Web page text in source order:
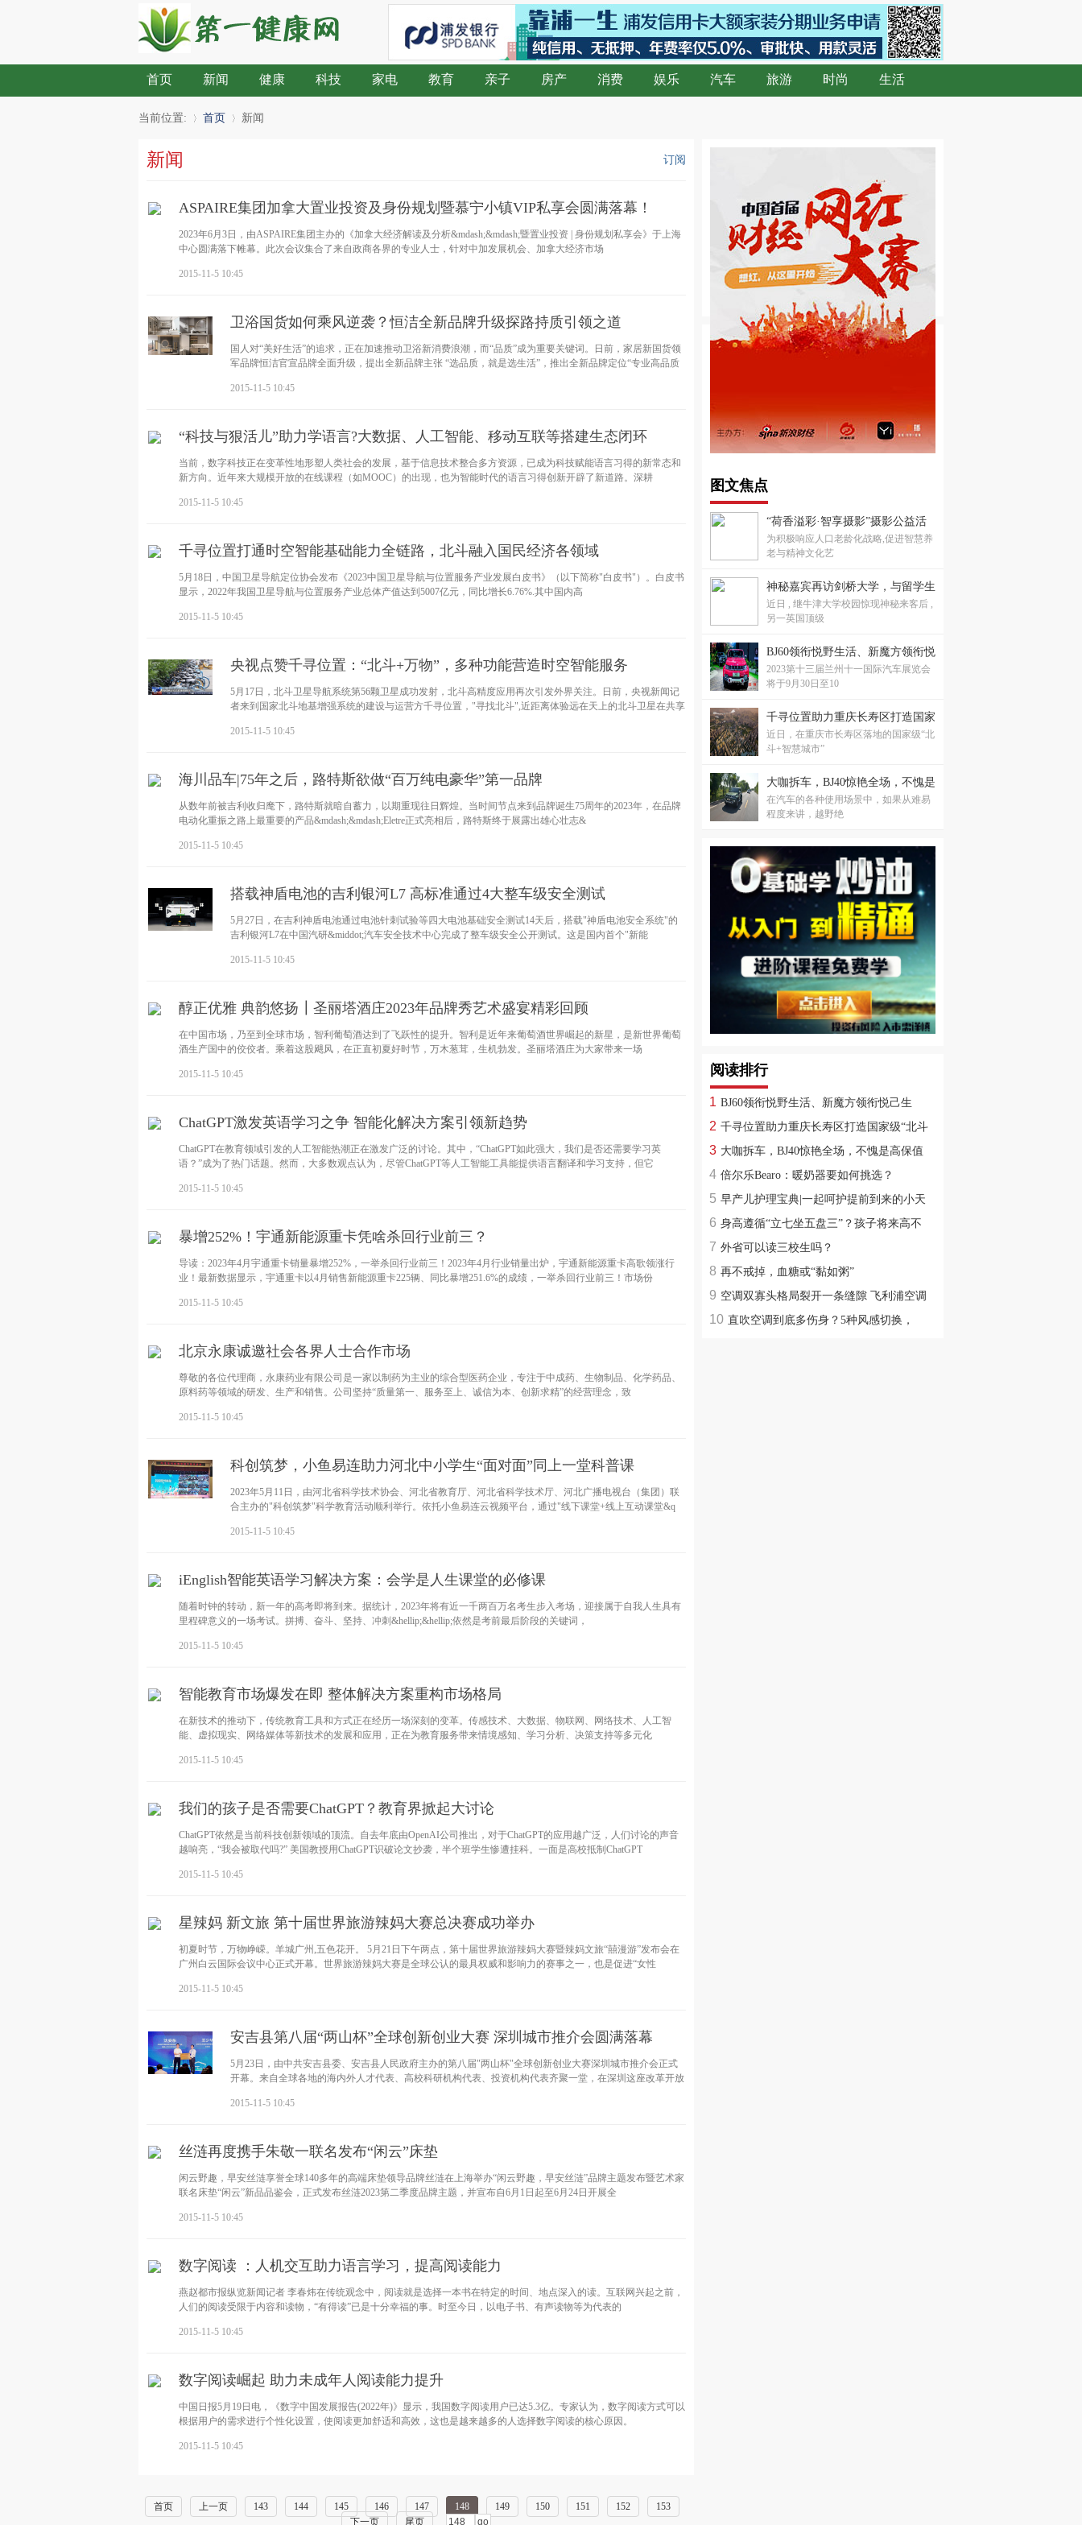
首页 新闻 健康 科技 家电 教育 亲子 房产 消费 娱乐 汽车 旅游 时尚 生活
当前位置: 首页 新闻
订阅
新闻
ASPAIRE集团加拿大置业投资及身份规划暨慕宁小镇VIP私享会圆满落幕！
2023年6月3日，由ASPAIRE集团主办的《加拿大经济解读及分析&mdash;&mdash;暨置业投资 | 身份规划私享会》于上海
中心圆满落下帷幕。此次会议集合了来自政商各界的专业人士，针对中加发展机会、加拿大经济市场
2015-11-5 10:45
卫浴国货如何乘风逆袭？恒洁全新品牌升级探路持质引领之道
国人对“美好生活”的追求，正在加速推动卫浴新消费浪潮，而“品质”成为重要关键词。日前，家居新国货领
军品牌恒洁官宣品牌全面升级，提出全新品牌主张 “选品质，就是选生活”，推出全新品牌定位“专业高品质
2015-11-5 10:45
“科技与狠活儿”助力学语言?大数据、人工智能、移动互联等搭建生态闭环
当前，数字科技正在变革性地形塑人类社会的发展，基于信息技术整合多方资源，已成为科技赋能语言习得的新常态和
新方向。近年来大规模开放的在线课程（如MOOC）的出现，也为智能时代的语言习得创新开辟了新道路。深耕
2015-11-5 10:45
千寻位置打通时空智能基础能力全链路，北斗融入国民经济各领域
5月18日，中国卫星导航定位协会发布《2023中国卫星导航与位置服务产业发展白皮书》（以下简称"白皮书"）。白皮书
显示，2022年我国卫星导航与位置服务产业总体产值达到5007亿元，同比增长6.76%.其中国内高
2015-11-5 10:45
央视点赞千寻位置：“北斗+万物”，多种功能营造时空智能服务
5月17日，北斗卫星导航系统第56颗卫星成功发射，北斗高精度应用再次引发外界关注。日前，央视新闻记
者来到国家北斗地基增强系统的建设与运营方千寻位置，"寻找北斗",近距离体验远在天上的北斗卫星在共享
2015-11-5 10:45
海川品车|75年之后，路特斯欲做“百万纯电豪华”第一品牌
从数年前被吉利收归麾下，路特斯就暗自蓄力，以期重现往日辉煌。当时间节点来到品牌诞生75周年的2023年，在品牌
电动化重振之路上最重要的产品&mdash;&mdash;Eletre正式亮相后，路特斯终于展露出雄心壮志&
2015-11-5 10:45
搭载神盾电池的吉利银河L7 高标准通过4大整车级安全测试
5月27日，在吉利神盾电池通过电池针刺试验等四大电池基础安全测试14天后，搭载"神盾电池安全系统"的
吉利银河L7在中国汽研&middot;汽车安全技术中心完成了整车级安全公开测试。这是国内首个"新能
2015-11-5 10:45
醇正优雅 典韵悠扬┃圣丽塔酒庄2023年品牌秀艺术盛宴精彩回顾
在中国市场，乃至到全球市场，智利葡萄酒达到了飞跃性的提升。智利是近年来葡萄酒世界崛起的新星，是新世界葡萄
酒生产国中的佼佼者。乘着这股飓风，在正直初夏好时节，万木葱茸，生机勃发。圣丽塔酒庄为大家带来一场
2015-11-5 10:45
ChatGPT激发英语学习之争 智能化解决方案引领新趋势
ChatGPT在教育领域引发的人工智能热潮正在激发广泛的讨论。其中，“ChatGPT如此强大，我们是否还需要学习英
语？”成为了热门话题。然而，大多数观点认为，尽管ChatGPT等人工智能工具能提供语言翻译和学习支持，但它
2015-11-5 10:45
暴增252%！宇通新能源重卡凭啥杀回行业前三？
导读：2023年4月宇通重卡销量暴增252%，一举杀回行业前三！2023年4月行业销量出炉，宇通新能源重卡高歌领涨行
业！最新数据显示，宇通重卡以4月销售新能源重卡225辆、同比暴增251.6%的成绩，一举杀回行业前三！市场份
2015-11-5 10:45
北京永康诚邀社会各界人士合作市场
尊敬的各位代理商，永康药业有限公司是一家以制药为主业的综合型医药企业，专注于中成药、生物制品、化学药品、
原料药等领域的研发、生产和销售。公司坚持“质量第一、服务至上、诚信为本、创新求精”的经营理念，致
2015-11-5 10:45
科创筑梦，小鱼易连助力河北中小学生“面对面”同上一堂科普课
2023年5月11日，由河北省科学技术协会、河北省教育厅、河北省科学技术厅、河北广播电视台（集团）联
合主办的"科创筑梦"科学教育活动顺利举行。依托小鱼易连云视频平台，通过"线下课堂+线上互动课堂&q
2015-11-5 10:45
iEnglish智能英语学习解决方案：会学是人生课堂的必修课
随着时钟的转动，新一年的高考即将到来。据统计，2023年将有近一千两百万名考生步入考场，迎接属于自我人生具有
里程碑意义的一场考试。拼搏、奋斗、坚持、冲刺&hellip;&hellip;依然是考前最后阶段的关键词，
2015-11-5 10:45
智能教育市场爆发在即 整体解决方案重构市场格局
在新技术的推动下，传统教育工具和方式正在经历一场深刻的变革。传感技术、大数据、物联网、网络技术、人工智
能、虚拟现实、网络媒体等新技术的发展和应用，正在为教育服务带来情境感知、学习分析、决策支持等多元化
2015-11-5 10:45
我们的孩子是否需要ChatGPT？教育界掀起大讨论
ChatGPT依然是当前科技创新领域的顶流。自去年底由OpenAI公司推出，对于ChatGPT的应用越广泛，人们讨论的声音
越响亮，“我会被取代吗?” 美国教授用ChatGPT识破论文抄袭，半个班学生惨遭挂科。一面是高校抵制ChatGPT
2015-11-5 10:45
星辣妈 新文旅 第十届世界旅游辣妈大赛总决赛成功举办
初夏时节，万物峥嵘。羊城广州,五色花开。 5⽉21⽇下午两点，第⼗届世界旅游辣妈⼤赛暨辣妈⽂旅“囍漫游”发布会在
⼴州⽩云国际会议中⼼正式开幕。世界旅游辣妈大赛是全球公认的最具权威和影响力的赛事之一，也是促进“女性
2015-11-5 10:45
安吉县第八届“两山杯”全球创新创业大赛 深圳城市推介会圆满落幕
5月23日，由中共安吉县委、安吉县人民政府主办的第八届"两山杯"全球创新创业大赛深圳城市推介会正式
开幕。来自全球各地的海内外人才代表、高校科研机构代表、投资机构代表齐聚一堂，在深圳这座改革开放
2015-11-5 10:45
丝涟再度携手朱敬一联名发布“闲云”床垫
闲云野趣，早安丝涟享誉全球140多年的高端床垫领导品牌丝涟在上海举办“闲云野趣，早安丝涟”品牌主题发布暨艺术家
联名床垫“闲云”新品品鉴会，正式发布丝涟2023第二季度品牌主题，并宣布自6月1日起至6月24日开展全
2015-11-5 10:45
数字阅读 ：人机交互助力语言学习，提高阅读能力
燕赵都市报纵览新闻记者 李春炜在传统观念中，阅读就是选择一本书在特定的时间、地点深入的读。互联网兴起之前，
人们的阅读受限于内容和读物，“有得读”已是十分幸福的事。时至今日，以电子书、有声读物等为代表的
2015-11-5 10:45
数字阅读崛起 助力未成年人阅读能力提升
中国日报5月19日电，《数字中国发展报告(2022年)》显示，我国数字阅读用户已达5.3亿。专家认为，数字阅读方式可以
根据用户的需求进行个性化设置，使阅读更加舒适和高效，这也是越来越多的人选择数字阅读的核心原因。
2015-11-5 10:45
首页 上一页 143 144 145 146 147 148 149 150 151 152
153
下一页
尾页
图文焦点
“荷香溢彩·智享摄影”摄影公益活
动成功举办，共绘老龄生活新画卷
为积极响应人口老龄化战略,促进智慧养
老与精神文化艺
神秘嘉宾再访剑桥大学，与留学生
重叙康桥梦
近日 , 继牛津大学校园惊现神秘来客后 ,
另一英国顶级
BJ60领衔悦野生活、新魔方领衔悦
己生活，兰州十一国际车展不见不
散！
2023第十三届兰州十一国际汽车展览会
将于9月30日至10
千寻位置助力重庆长寿区打造国家
级“北斗+智慧城市”
近日，在重庆市长寿区落地的国家级“北
斗+智慧城市”
大咖拆车，BJ40惊艳全场，不愧是
高保值率神车
在汽车的各种使用场景中，如果从难易
程度来讲，越野绝
阅读排行
1 BJ60领衔悦野生活、新魔方领衔悦己生
活，兰州十一国际车展不见不散！
2 千寻位置助力重庆长寿区打造国家级“北斗
+智慧城市”
3 大咖拆车，BJ40惊艳全场，不愧是高保值
率神车
4 倍尔乐Bearo：暖奶器要如何挑选？
5 早产儿护理宝典|一起呵护提前到来的小天
使~
6 身高遵循“立七坐五盘三”？孩子将来高不
高，几个部位一目了然
7 外省可以读三校生吗？
8 再不戒掉，血糖或“黏如粥”
9 空调双寡头格局裂开一条缝隙 飞利浦空调
背后的资源重置
10 直吹空调到底多伤身？5种风感切换，